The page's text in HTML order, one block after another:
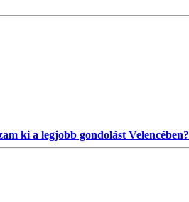
ki a legjobb gondolást Velencében?